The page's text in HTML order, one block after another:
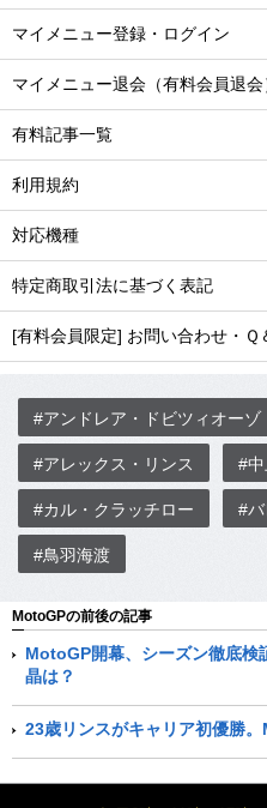
マイメニュー登録・ログイン
マイメニュー退会（有料会員退会
有料記事一覧
利用規約
対応機種
特定商取引法に基づく表記
[有料会員限定] お問い合わせ・Ｑ
#アンドレア・ドビツィオーゾ
#アレックス・リンス #
#カル・クラッチロー #
#鳥羽海渡
MotoGPの前後の記事
MotoGP開幕、シーズン徹底検
晶は？
23歳リンスがキャリア初優勝